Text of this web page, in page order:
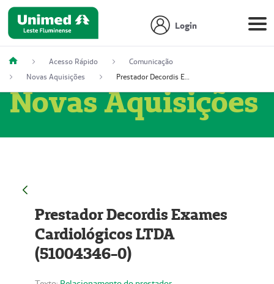
Login
Acesso Rápido
Comunicação
Novas Aquisições
Prestador Decordis Exames Cardiológicos LTDA (51004346-0)
Novas Aquisições
Prestador Decordis Exames
Cardiológicos LTDA
(51004346-0)